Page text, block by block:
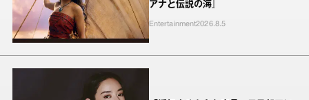
アナと伝説の海』
Entertainment2026.8.5